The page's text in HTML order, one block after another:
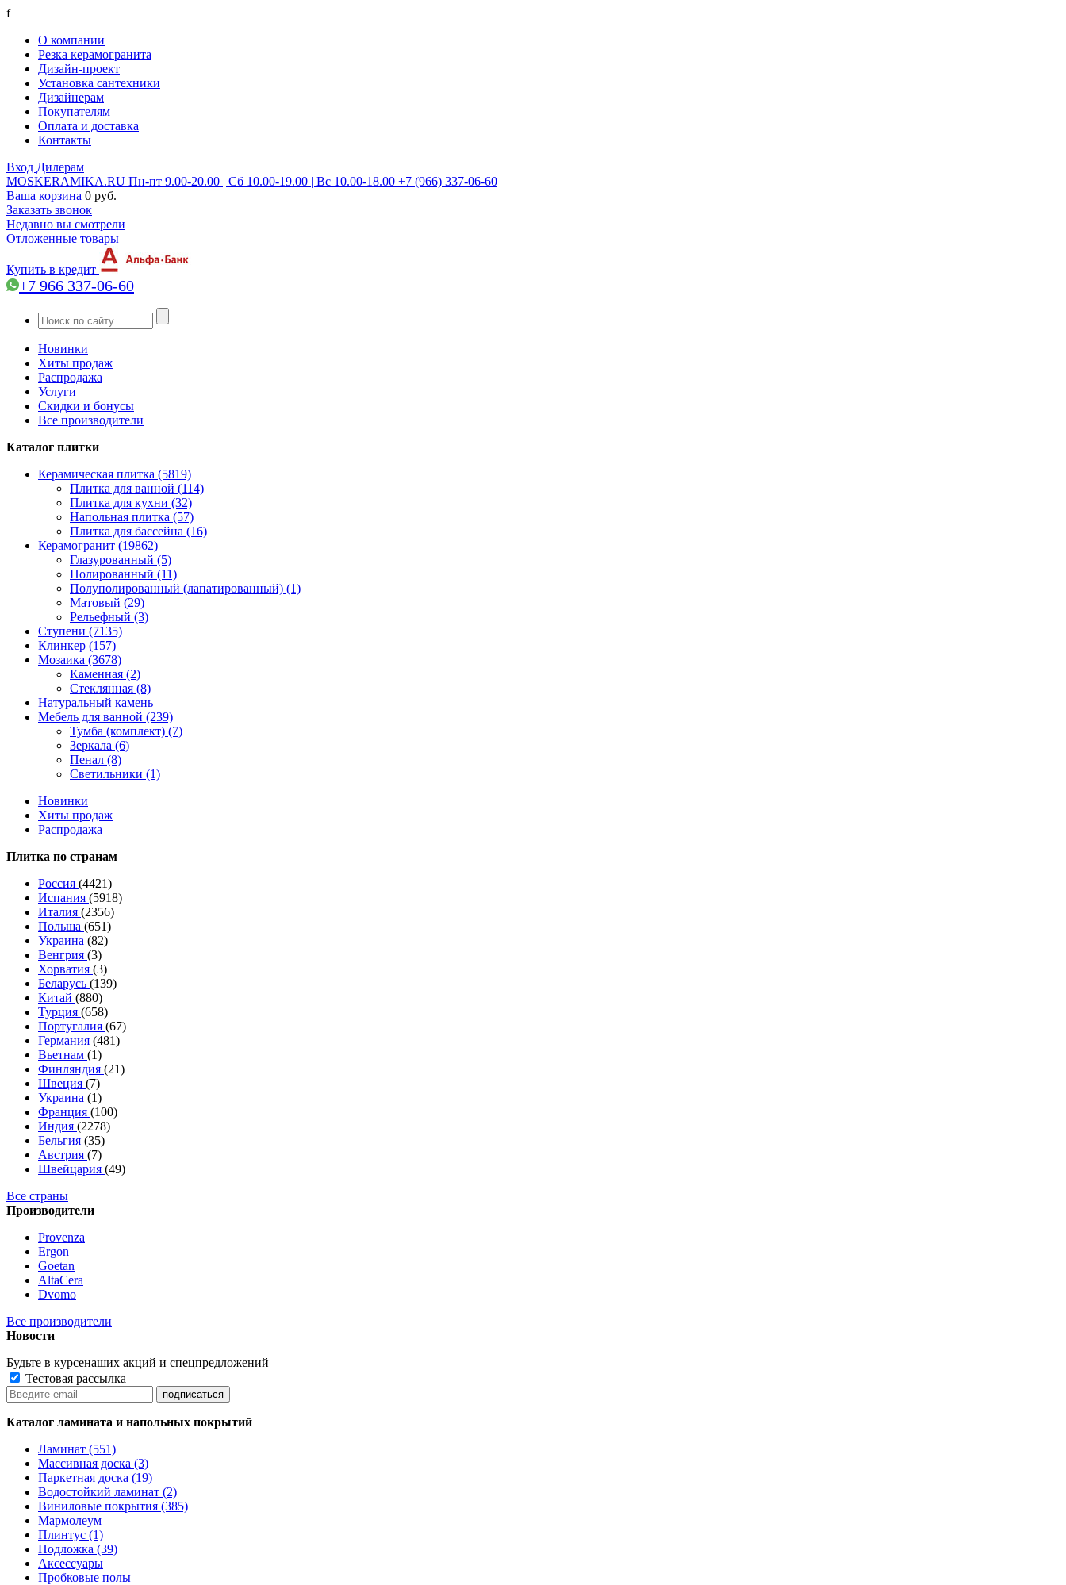
f
О компании
Резка керамогранита
Дизайн-проект
Установка сантехники
Дизайнерам
Покупателям
Оплата и доставка
Контакты
Вход Дилерам
MOSKERAMIKA.RU Пн-пт 9.00-20.00 | Сб 10.00-19.00 | Вс 10.00-18.00 +7 (966) 337-06-60
Ваша корзина 0 руб.
Заказать звонок
Недавно вы смотрели
Отложенные товары
Купить в кредит
+7 966 337-06-60
Новинки
Хиты продаж
Распродажа
Услуги
Скидки и бонусы
Все производители
Каталог плитки
Керамическая плитка (5819)
Плитка для ванной (114)
Плитка для кухни (32)
Напольная плитка (57)
Плитка для бассейна (16)
Керамогранит (19862)
Глазурованный (5)
Полированный (11)
Полуполированный (лапатированный) (1)
Матовый (29)
Рельефный (3)
Ступени (7135)
Клинкер (157)
Мозаика (3678)
Каменная (2)
Стеклянная (8)
Натуральный камень
Мебель для ванной (239)
Тумба (комплект) (7)
Зеркала (6)
Пенал (8)
Светильники (1)
Новинки
Хиты продаж
Распродажа
Плитка по странам
Россия (4421)
Испания (5918)
Италия (2356)
Польша (651)
Украина (82)
Венгрия (3)
Хорватия (3)
Беларусь (139)
Китай (880)
Турция (658)
Португалия (67)
Германия (481)
Вьетнам (1)
Финляндия (21)
Швеция (7)
Украина (1)
Франция (100)
Индия (2278)
Бельгия (35)
Австрия (7)
Швейцария (49)
Все страны
Производители
Provenza
Ergon
Goetan
AltaСera
Dvomo
Все производители
Новости
Будьте в курсенаших акций и спецпредложений
Тестовая рассылка
Каталог ламината и напольных покрытий
Ламинат (551)
Массивная доска (3)
Паркетная доска (19)
Водостойкий ламинат (2)
Виниловые покрытия (385)
Мармолеум
Плинтус (1)
Подложка (39)
Аксессуары
Пробковые полы